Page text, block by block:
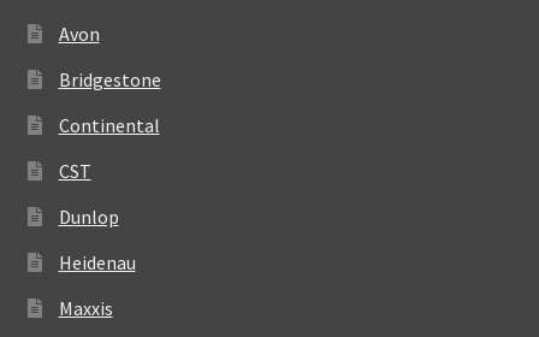
Avon
Bridgestone
Continental
CST
Dunlop
Heidenau
Maxxis